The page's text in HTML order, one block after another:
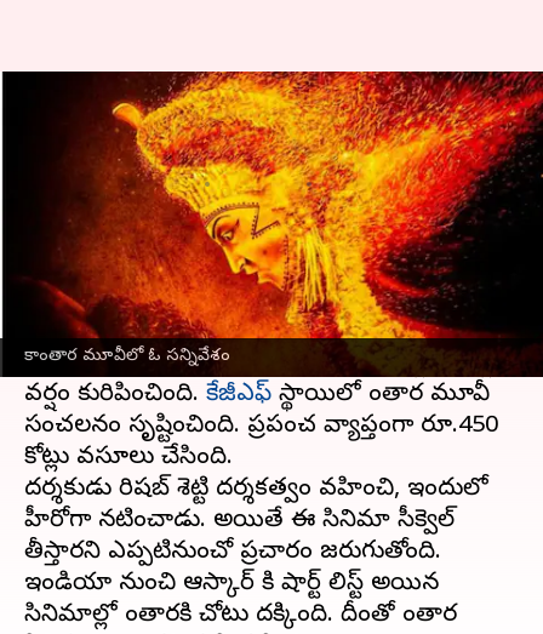
కాంతార మూవీలో ఓ సన్నివేశం
సెట్స్ పైకి కన్నడ సంచలన మూవీ
కాంతార-2
Jayachandra Akuri Jan 21, 2023 03:13 pm
ఈ వార్తాకథనం ఏంటి
కాంతార కన్నడలో ఒక చిన్న సినిమాగా రిలీజ్ అయిన
మూవీ పాన్ ఇండియా స్థాయిలో హిట్ అయ్యింది.
కన్నడ నుంచి సౌత్, అటు నుంచి నార్త్ కి వెళ్లి కలెక్షన్ల
వర్షం కురిపించింది. కేజీఎఫ్ స్థాయిలో కాంతార మూవీ
సంచలనం సృష్టించింది. ప్రపంచ వ్యాప్తంగా రూ.450
కోట్లు వసూలు చేసింది.
దర్శకుడు రిషబ్ శెట్టి దర్శకత్వం వహించి, ఇందులో
హీరోగా నటించాడు. అయితే ఈ సినిమా సీక్వెల్
తీస్తారని ఎప్పటినుంచో ప్రచారం జరుగుతోంది.
ఇండియా నుంచి ఆస్కార్ కి షార్ట్ లిస్ట్ అయిన
సినిమాల్లో కాంతారకి చోటు దక్కింది. దీంతో కాంతార